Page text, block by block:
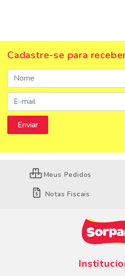
Cadastre-se para
Meus Pedidos
Notas Fiscais